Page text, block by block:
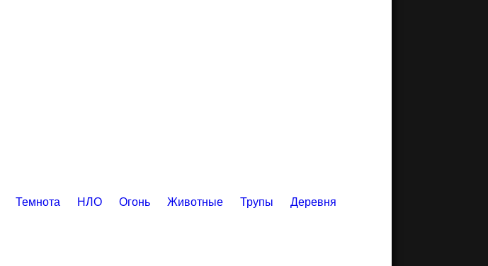
Темнота НЛО Огонь Животные Трупы
Деревня